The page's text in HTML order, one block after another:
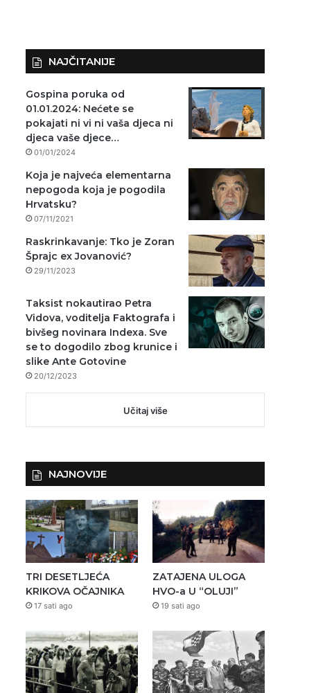
NAJČITANIJE
Gospina poruka od
01.01.2024: Nećete se
pokajati ni vi ni vaša djeca ni
djeca vaše djece…
01/01/2024
Koja je najveća elementarna
nepogoda koja je pogodila
Hrvatsku?
07/11/2021
Raskrinkavanje: Tko je Zoran
Šprajc ex Jovanović?
29/11/2023
Taksist nokautirao Petra
Vidova, voditelja Faktografa i
bivšeg novinara Indexa. Sve
se to dogodilo zbog krunice i
slike Ante Gotovine
20/12/2023
Učitaj više
NAJNOVIJE
TRI DESETLJEĆA
KRIKOVA OČAJNIKA
17 sati ago
ZATAJENA ULOGA
HVO-a U “OLUJI”
19 sati ago